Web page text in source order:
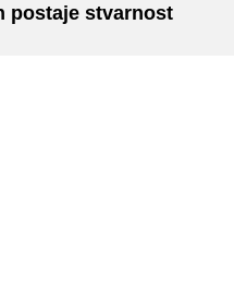
postaje stvarnost